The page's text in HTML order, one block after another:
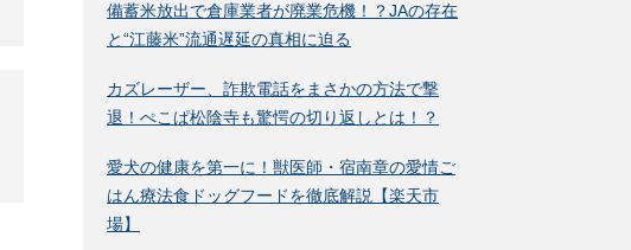
備蓄米放出で倉庫業者が廃業危機！？JAの存在
と“江藤米”流通遅延の真相に迫る
カズレーザー、詐欺電話をまさかの方法で撃
退！ぺこぱ松陰寺も驚愕の切り返しとは！？
愛犬の健康を第一に！獣医師・宿南章の愛情ご
はん療法食ドッグフードを徹底解説【楽天市
場】